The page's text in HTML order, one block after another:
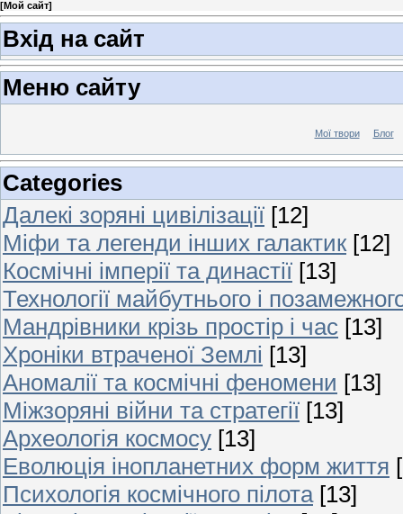
[Мой сайт]
Вхід на сайт
Меню сайту
Мої твори Блог
Categories
Далекі зоряні цивілізації [12]
Міфи та легенди інших галактик [12]
Космічні імперії та династії [13]
Технології майбутнього і
Мандрівники крізь простір і час [13]
Хроніки втраченої Землі [13]
Аномалії та космічні феномени [13]
Міжзоряні війни та стратегії [13]
Археологія космосу [13]
Еволюція інопланетних форм життя
Психологія космічного пілота [13]